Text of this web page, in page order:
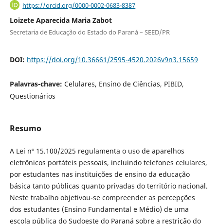
https://orcid.org/0000-0002-0683-8387
Loizete Aparecida Maria Zabot
Secretaria de Educação do Estado do Paraná – SEED/PR
DOI: https://doi.org/10.36661/2595-4520.2026v9n3.15659
Palavras-chave: Celulares, Ensino de Ciências, PIBID,
Questionários
Resumo
A Lei nº 15.100/2025 regulamenta o uso de aparelhos
eletrônicos portáteis pessoais, incluindo telefones celulares,
por estudantes nas instituições de ensino da educação
básica tanto públicas quanto privadas do território nacional.
Neste trabalho objetivou-se compreender as percepções
dos estudantes (Ensino Fundamental e Médio) de uma
escola pública do Sudoeste do Paraná sobre a restrição do